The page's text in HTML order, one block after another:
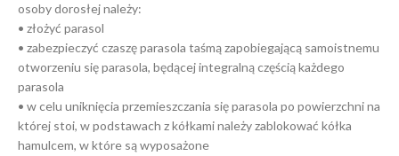
osoby dorosłej należy:
• złożyć parasol
• zabezpieczyć czaszę parasola taśmą zapobiegającą samoistnemu
otworzeniu się parasola, będącej integralną częścią każdego
parasola
• w celu uniknięcia przemieszczania się parasola po powierzchni na
której stoi, w podstawach z kółkami należy zablokować kółka
hamulcem, w które są wyposażone